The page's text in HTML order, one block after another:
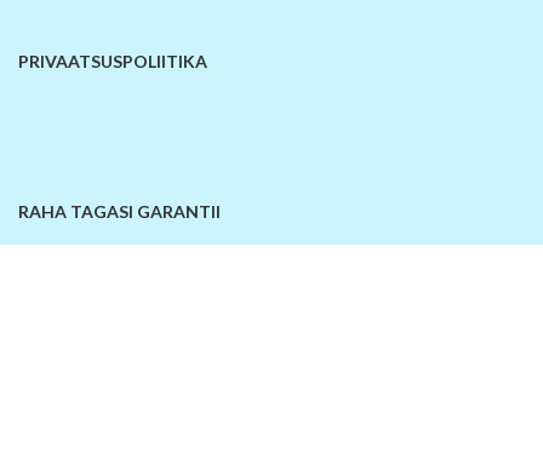
PRIVAATSUSPOLIITIKA
RAHA TAGASI GARANTII